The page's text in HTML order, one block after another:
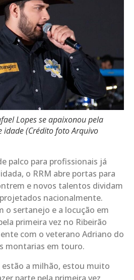
Lopes se apaixonou pela
idade (Crédito foto Arquivo
palco para profissionais já
o RRM abre portas para
e novos talentos dividam
nacionalmente.
o sertanejo e a locução em
primeira vez no Ribeirão
com o veterano Adriano do
montarias em touro.
a milhão, estou muito